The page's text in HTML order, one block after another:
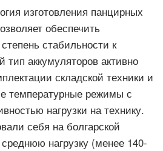
изготовления панцирных
обеспечить
стабильности к
аккумуляторов активно
складской техники и
температурные режимы с
нагрузки на технику.
себя на болгарской
нагрузку (менее 140-